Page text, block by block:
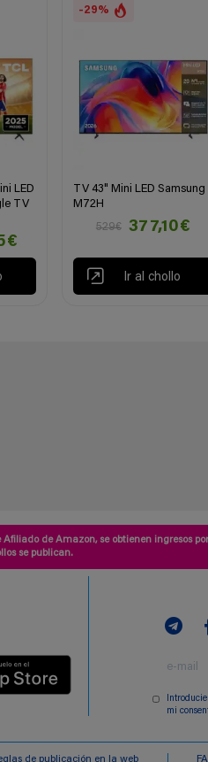
LED
TV
-29%
TV 43" Mini LED Samsung
M72H
529€
377,10€
Ir al chollo
de Amazon, se obtienen ingresos
se publican.
mi
de publicación en la web